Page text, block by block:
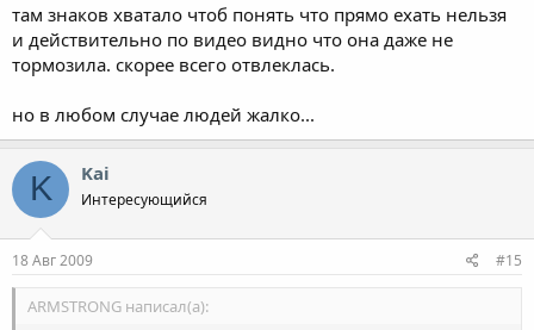
там знаков хватало чтоб понять что прямо ехать нельзя
и действительно по видео видно что она даже не
тормозила. скорее всего отвлеклась.
но в любом случае людей жалко...
K Kai
Интересующийся
18 Авг 2009 #15
ARMSTRONG написал(а):